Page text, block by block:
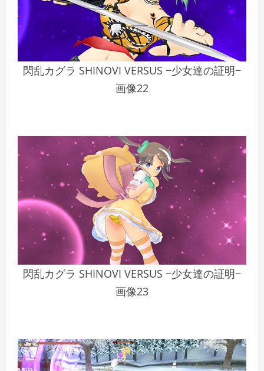
閃乱カグラ SHINOVI VERSUS −少女達の証明−
画像22
閃乱カグラ SHINOVI VERSUS −少女達の証明−
画像23